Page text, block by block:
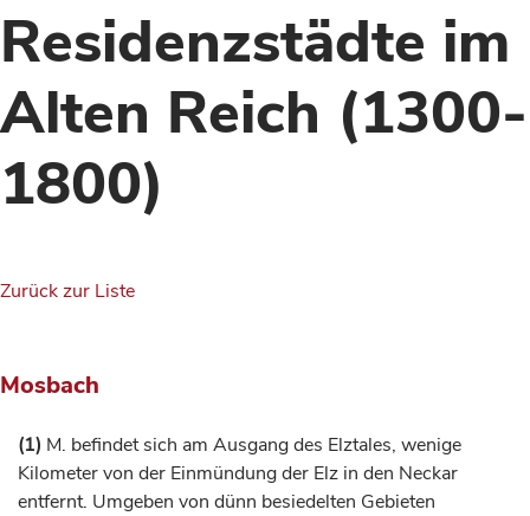
Residenzstädte im
Alten Reich (1300-
1800)
Zurück zur Liste
Mosbach
(1) M. befindet sich am Ausgang des Elztales, wenige
Kilometer von der Einmündung der Elz in den Neckar
entfernt. Umgeben von dünn besiedelten Gebieten